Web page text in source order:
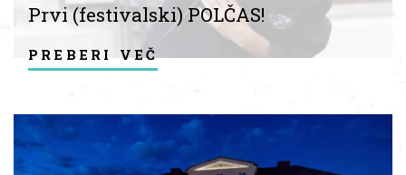
Prvi (festivalski) POLČAS!
preberi več